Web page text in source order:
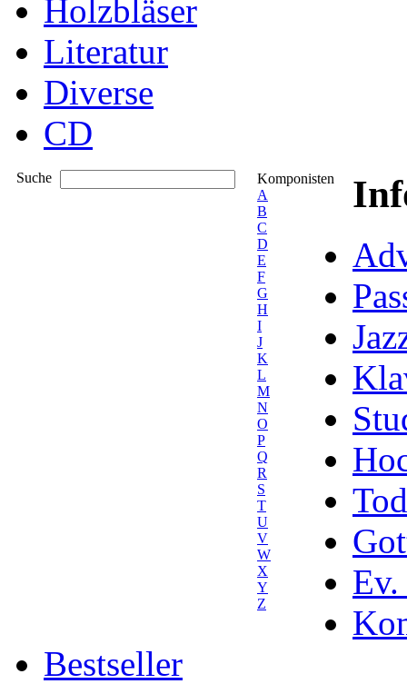
Holzbläser
Literatur
Diverse
CD
Suche
Komponisten
A
B
C
D
E
F
G
H
I
J
K
L
M
N
O
P
Q
R
S
T
U
V
W
X
Y
Z
Ev.
Bestseller